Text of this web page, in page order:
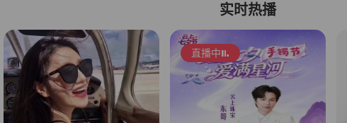
实时热播
直播中 直播中